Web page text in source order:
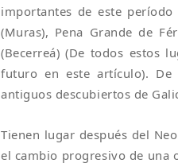
importantes de este
(Muras), Pena Grande de
(Becerreá) (De todos estos
futuro en este artículo). De
antiguos descubiertos de
Tienen lugar después del
el cambio progresivo de una